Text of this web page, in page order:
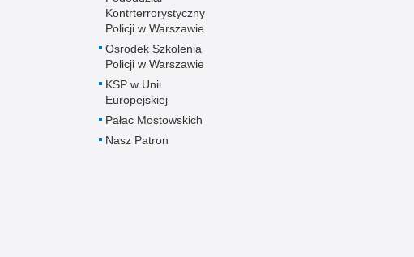
Kontrterrorystyczny
Policji w Warszawie
Ośrodek Szkolenia
Policji w Warszawie
KSP w Unii
Europejskiej
Pałac Mostowskich
Nasz Patron